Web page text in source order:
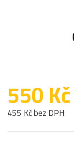
550 Kč
455 Kč bez DPH